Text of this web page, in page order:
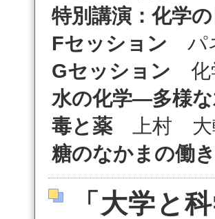
特別講演 ：化学
Fセッション パ
Gセッション 化
水の化学―多様
毒と薬 上村 大
糖のなかまの働
「大学と